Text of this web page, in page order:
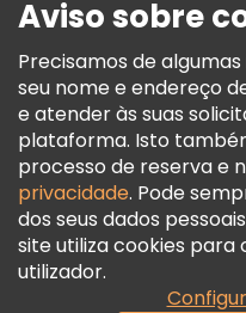
Termos E Informações
Política De Cookies
Freetour Prémios
Programa De Fidelidade
Aviso sobre
Precisamos de
seu nome e endereço
e atender às suas
plataforma. Isto
processo de reserva e
privacidade. Pode
dos seus dados
site utiliza cookies para
utilizador.